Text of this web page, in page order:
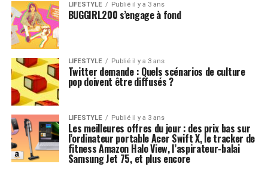
LIFESTYLE Publié il y a 3 ans
BUGGIRL200 s’engage à fond
LIFESTYLE Publié il y a 3 ans
Twitter demande : Quels scénarios de culture
pop doivent être diffusés ?
LIFESTYLE Publié il y a 3 ans
Les meilleures offres du jour : des prix bas sur
l’ordinateur portable Acer Swift X, le tracker de
fitness Amazon Halo View, l’aspirateur-balai
Samsung Jet 75, et plus encore